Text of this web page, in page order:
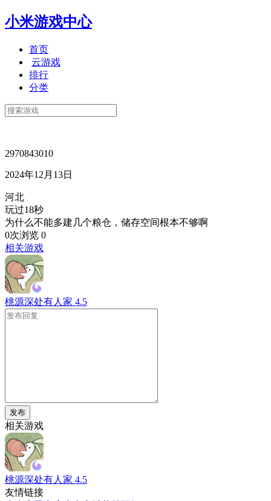
小米游戏中心
首页
云游戏
排行
分类
2970843010
2024年12月13日
河北
玩过18秒
为什么不能多建几个粮仓，储存空间根本不够啊
0次浏览 0
相关游戏
桃源深处有人家 4.5
发布
相关游戏
桃源深处有人家 4.5
友情链接